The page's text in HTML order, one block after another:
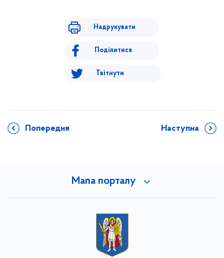
Надрукувати
Поділитися
Твітнути
Попередня Наступна
Мапа порталу